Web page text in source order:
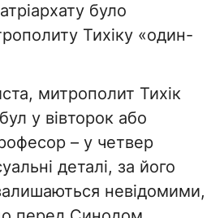
було
Тихіку «один-
митрополит Тихік
у вівторок або
– у четвер
деталі, за його
невідомими,